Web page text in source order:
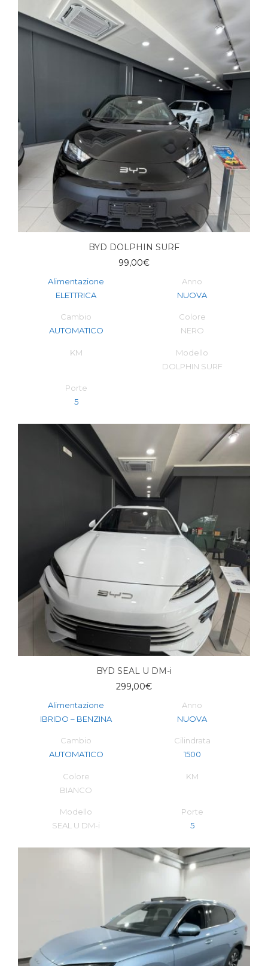
BYD DOLPHIN SURF
99,00€
Alimentazione
ELETTRICA
Anno
NUOVA
Cambio
AUTOMATICO
Colore
NERO
KM
Modello
DOLPHIN SURF
Porte
5
BYD SEAL U DM-i
299,00€
Alimentazione
IBRIDO – BENZINA
Anno
NUOVA
Cambio
AUTOMATICO
Cilindrata
1500
Colore
BIANCO
KM
Modello
SEAL U DM-i
Porte
5